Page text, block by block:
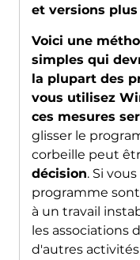
et versions
Voici une
simples qui
la plupart des
vous utilisez
ces mesures
glisser le
corbeille peut
décision. Si
programme
à un travail
les associations
d'autres